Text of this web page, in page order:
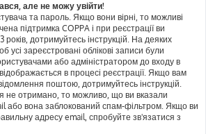
але не можу увійти!
та пароль. Якщо вони вірні, то можливі
підтримка COPPA і при реєстрації ви
дотримуйтесь інструкцій. На деяких
зареєстровані облікові записи були
або адміністратором до входу в
в процесі реєстрації. Якщо вам
поштою, дотримуйтесь інструкцій.
не отримано, то можливо, що ви вказали
або вона заблокований спам-фільтром. Якщо ви
адресу email, спробуйте зв'язатися з